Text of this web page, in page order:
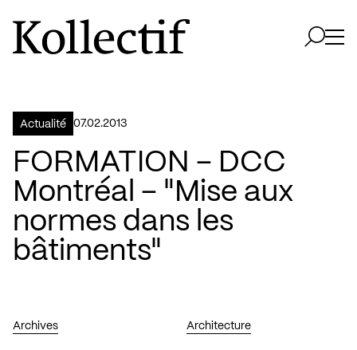
Aller à la page d'accueil
Logo Kollectif
Actualité 07.02.2013
FORMATION – DCC
Montréal – "Mise aux
normes dans les
bâtiments"
Archives Architecture